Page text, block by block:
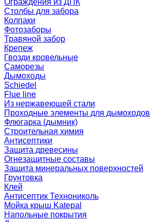
Ограждения из ДПК
Столбы для забора
Колпаки
Фотозаборы
Травяной забор
Крепеж
Гвозди кровельные
Саморезы
Дымоходы
Schiedel
Flue line
Из нержавеющей стали
Проходные элементы для дымоходов
Флюгарка (дымник)
Строительная химия
Антисептики
Защита древесины
Огнезащитные составы
Защита минеральных поверхностей
Грунтовка
Клей
Антисептик Технониколь
Мойка крыш Katepal
Напольные покрытия